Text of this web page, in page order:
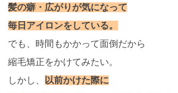
髪の癖・広がりが気になって
毎日アイロンをしている。
でも、時間もかかって面倒だから
縮毛矯正をかけてみたい。
しかし、 以前かけた際に